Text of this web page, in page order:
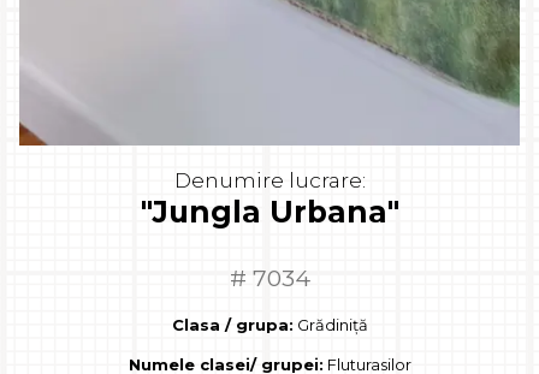
Denumire lucrare:
"Jungla Urbana"
# 7034
Clasa / grupa: Grădiniță
Numele clasei/ grupei: Fluturasilor